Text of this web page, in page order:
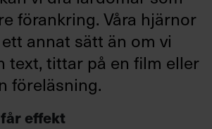
förankring. Våra hjärnor
annat sätt än om vi
text, tittar på en film eller
föreläsning.
effekt